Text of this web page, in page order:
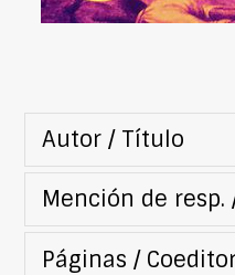
Autor / Título
Mención de resp.
Páginas /